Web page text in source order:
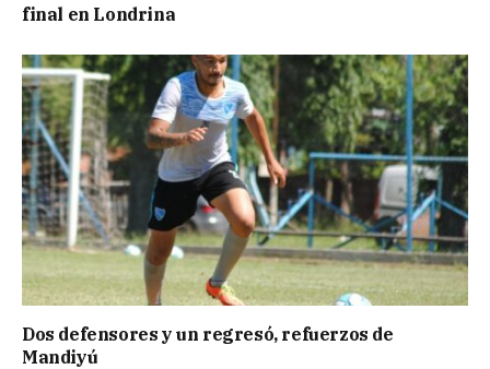
final en Londrina
Dos defensores y un regresó, refuerzos de
Mandiyú